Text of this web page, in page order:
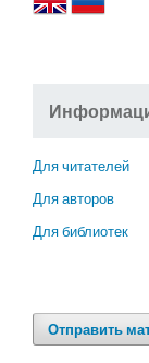
Для читателей
Для авторов
Для библиотек
Отправить